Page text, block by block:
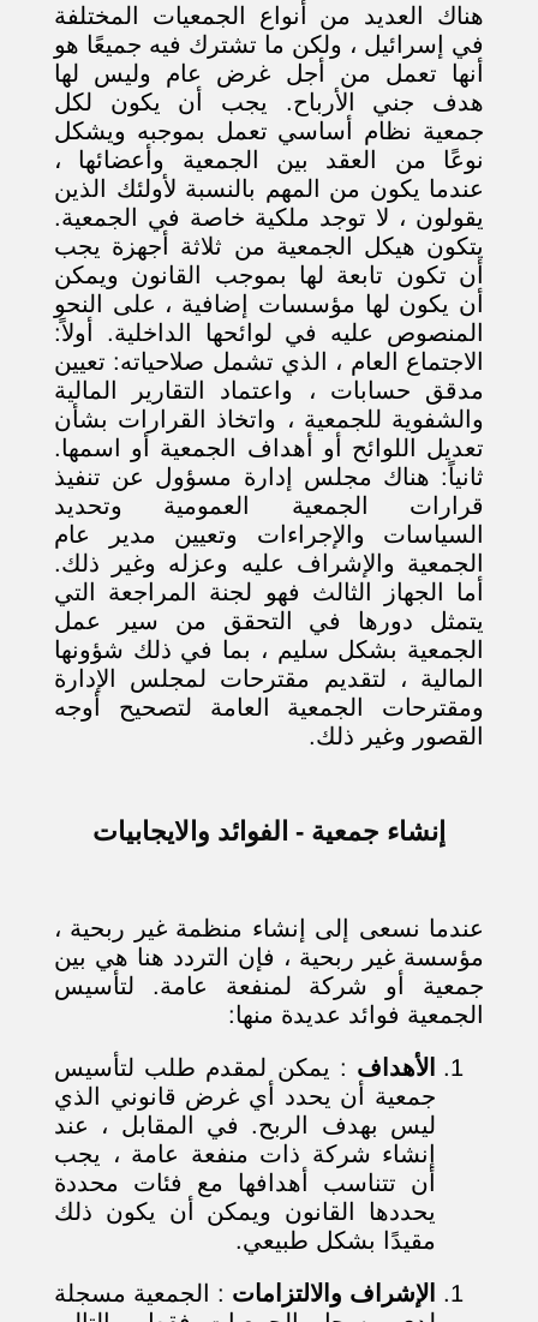
هناك العديد من أنواع الجمعيات المختلفة
في إسرائيل ، ولكن ما تشترك فيه جميعًا هو
أنها تعمل من أجل غرض عام وليس لها
هدف جني الأرباح. يجب أن يكون لكل
جمعية نظام أساسي تعمل بموجبه ويشكل
نوعًا من العقد بين الجمعية وأعضائها ،
عندما يكون من المهم بالنسبة لأولئك الذين
يقولون ، لا توجد ملكية خاصة في الجمعية.
يتكون هيكل الجمعية من ثلاثة أجهزة يجب
أن تكون تابعة لها بموجب القانون ويمكن
أن يكون لها مؤسسات إضافية ، على النحو
المنصوص عليه في لوائحها الداخلية. أولاً:
الاجتماع العام ، الذي تشمل صلاحياته: تعيين
مدقق حسابات ، واعتماد التقارير المالية
والشفوية للجمعية ، واتخاذ القرارات بشأن
تعديل اللوائح أو أهداف الجمعية أو اسمها.
ثانياً: هناك مجلس إدارة مسؤول عن تنفيذ
قرارات الجمعية العمومية وتحديد
السياسات والإجراءات وتعيين مدير عام
الجمعية والإشراف عليه وعزله وغير ذلك.
أما الجهاز الثالث فهو لجنة المراجعة التي
يتمثل دورها في التحقق من سير عمل
الجمعية بشكل سليم ، بما في ذلك شؤونها
المالية ، لتقديم مقترحات لمجلس الإدارة
ومقترحات الجمعية العامة لتصحيح أوجه
القصور وغير ذلك.
إنشاء جمعية - الفوائد والايجابيات
عندما نسعى إلى إنشاء منظمة غير ربحية ،
مؤسسة غير ربحية ، فإن التردد هنا هي بين
جمعية أو شركة لمنفعة عامة. لتأسيس
الجمعية فوائد عديدة منها:
الأهداف : يمكن لمقدم طلب لتأسيس
جمعية أن يحدد أي غرض قانوني الذي
ليس بهدف الربح. في المقابل ، عند
إنشاء شركة ذات منفعة عامة ، يجب
أن تتناسب أهدافها مع فئات محددة
يحددها القانون ويمكن أن يكون ذلك
مقيدًا بشكل طبيعي.
الإشراف والالتزامات : الجمعية مسجلة